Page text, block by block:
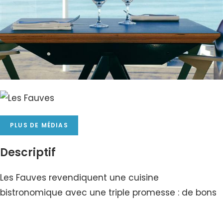
PLUS DE MÉDIAS
Descriptif
Les Fauves revendiquent une cuisine
bistronomique avec une triple promesse : de bons